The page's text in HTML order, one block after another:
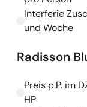
Kapazitäten
Interferie
und Woche
Radisson
Kapazitäten
Preis p.P. im
HP